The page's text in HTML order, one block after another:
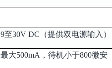
9至30V DC（提供双电源输入）
最大500mA，待机小于800微安